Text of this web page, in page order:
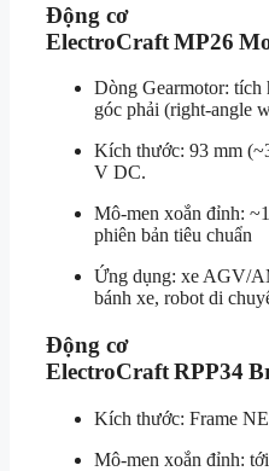
Động cơ
ElectroCraft MP26
Dòng Gearmotor: tích
góc phải (right-angle
Kích thước: 93 mm
V DC.
Mô-men xoắn đỉnh:
phiên bản tiêu chuẩn
Ứng dụng: xe AGV/
bánh xe, robot di
Động cơ
ElectroCraft RPP34
Kích thước: Frame
Mô-men xoắn đỉnh: